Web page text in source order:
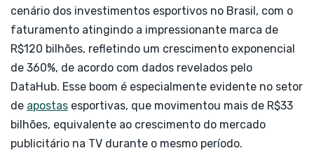
cenário dos investimentos esportivos no Brasil, com o
faturamento atingindo a impressionante marca de
R$120 bilhões, refletindo um crescimento exponencial
de 360%, de acordo com dados revelados pelo
DataHub. Esse boom é especialmente evidente no setor
de apostas esportivas, que movimentou mais de R$33
bilhões, equivalente ao crescimento do mercado
publicitário na TV durante o mesmo período.